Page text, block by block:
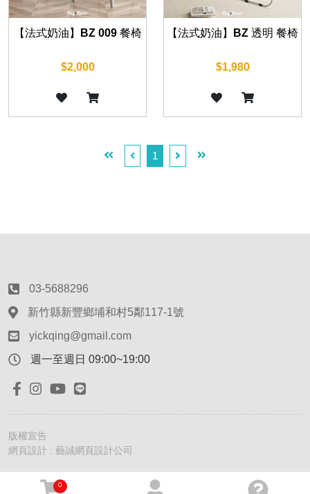
【法式奶油】BZ 009 餐椅
$2,000
【法式奶油】BZ 透明 餐椅
$1,980
1
0
03-5688296
新竹縣新豐鄉埔和村5鄰117-1號
yickqing@gmail.com
週一至週日 09:00~19:00
版權宣告
網頁設計 : 藝誠網頁設計公司